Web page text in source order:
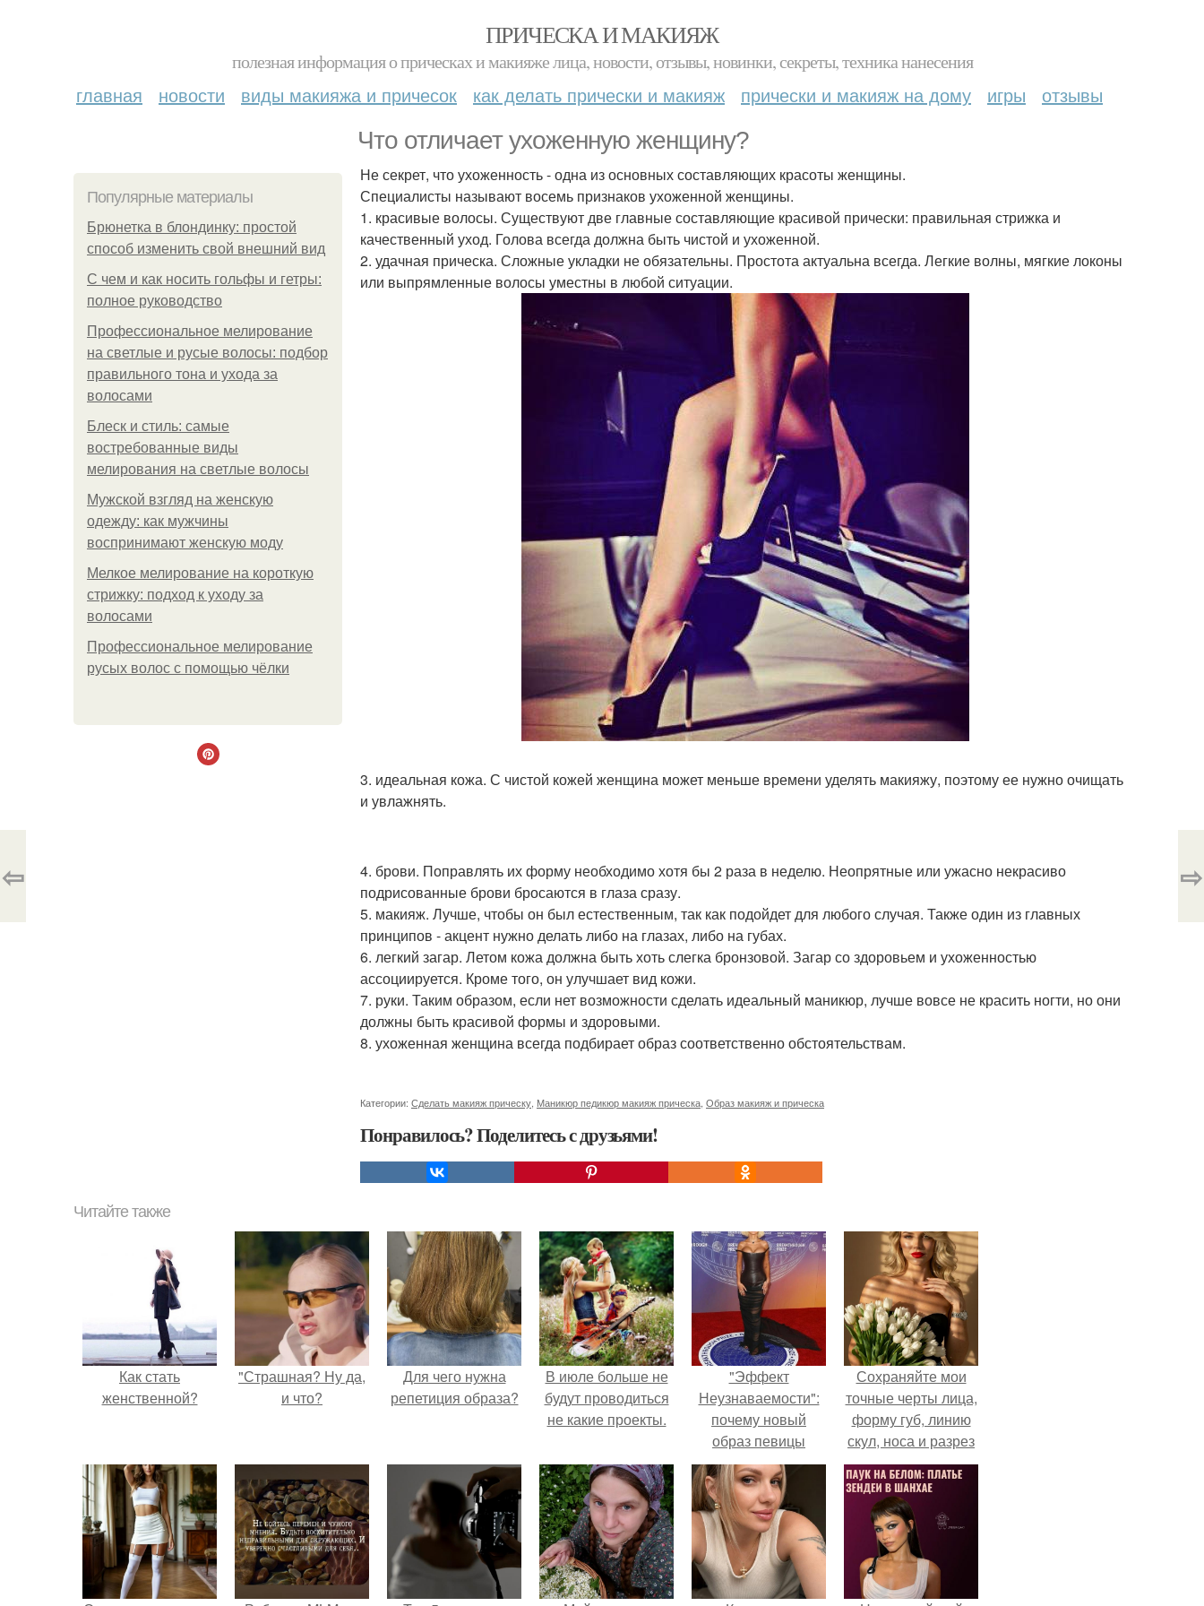
ПРИЧЕСКА И МАКИЯЖ
полезная информация о прическах и макияже лица, новости, отзывы, новинки, секреты, техника нанесения
главная новости виды макияжа и причесок как делать прически и макияж прически и макияж на дому игры отзывы
Что отличает ухоженную женщину?
Популярные материалы
Брюнетка в блондинку: простой
способ изменить свой внешний вид
С чем и как носить гольфы и гетры:
полное руководство
Профессиональное мелирование
на светлые и русые волосы: подбор
правильного тона и ухода за
волосами
Блеск и стиль: самые
востребованные виды
мелирования на светлые волосы
Мужской взгляд на женскую
одежду: как мужчины
воспринимают женскую моду
Мелкое мелирование на короткую
стрижку: подход к уходу за
волосами
Профессиональное мелирование
русых волос с помощью чёлки
Не секрет, что ухоженность - одна из основных составляющих красоты женщины.
Специалисты называют восемь признаков ухоженной женщины.
1. красивые волосы. Существуют две главные составляющие красивой прически: правильная стрижка и
качественный уход. Голова всегда должна быть чистой и ухоженной.
2. удачная прическа. Сложные укладки не обязательны. Простота актуальна всегда. Легкие волны, мягкие локоны
или выпрямленные волосы уместны в любой ситуации.
3. идеальная кожа. С чистой кожей женщина может меньше времени уделять макияжу, поэтому ее нужно очищать
и увлажнять.
4. брови. Поправлять их форму необходимо хотя бы 2 раза в неделю. Неопрятные или ужасно некрасиво
подрисованные брови бросаются в глаза сразу.
5. макияж. Лучше, чтобы он был естественным, так как подойдет для любого случая. Также один из главных
принципов - акцент нужно делать либо на глазах, либо на губах.
6. легкий загар. Летом кожа должна быть хоть слегка бронзовой. Загар со здоровьем и ухоженностью
ассоциируется. Кроме того, он улучшает вид кожи.
7. руки. Таким образом, если нет возможности сделать идеальный маникюр, лучше вовсе не красить ногти, но они
должны быть красивой формы и здоровыми.
8. ухоженная женщина всегда подбирает образ соответственно обстоятельствам.
Категории: Сделать макияж прическу Маникюр педикюр макияж прическа Образ макияж и прическа
Понравилось? Поделитесь с друзьями!
⇦ ⇨
Читайте также
Как стать
женственной?
"Страшная? Ну да,
и что?
Для чего нужна
репетиция образа?
В июле больше не
будут проводиться
не какие проекты.
"Эффект
Неузнаваемости":
почему новый
образ певицы
вызвал споры о
гранях
возможного?
Сохраняйте мои
точные черты лица,
форму губ, линию
скул, носа и разрез
глаз.